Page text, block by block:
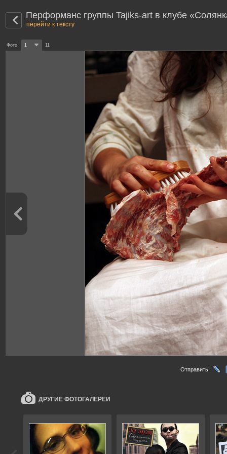
Перформанс группы Tajiks-art в клубе
перейти к тексту
Фото 1 11
Отправить:
ДРУГИЕ ФОТОГАЛЕРЕИ